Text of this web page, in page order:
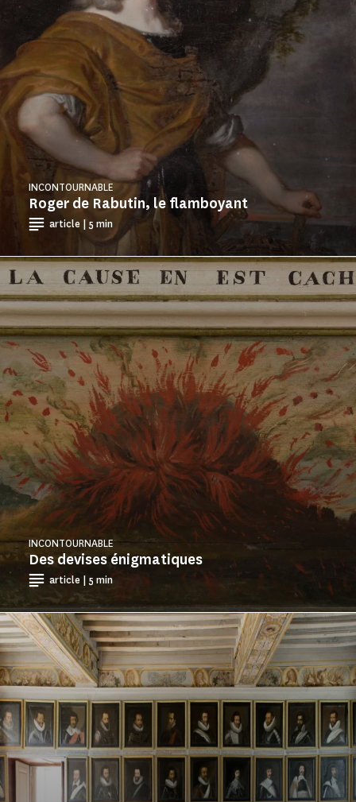
Roger de Rabutin, le flamboyant
INCONTOURNABLE
article | 5 min
Des devises énigmatiques
INCONTOURNABLE
article | 5 min